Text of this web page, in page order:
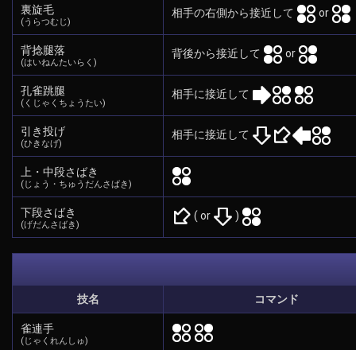
裏旋毛
(うらつむじ)
相手の右側から接近して or
背捻腿落
(はいねんたいらく)
背後から接近して or
孔雀跳腿
(くじゃくちょうたい)
相手に接近して
引き投げ
(ひきなげ)
相手に接近して
上・中段さばき
(じょう・ちゅうだんさばき)
下段さばき
(げだんさばき)
( or )
技名 コマンド
雀連手
(じゃくれんしゅ)